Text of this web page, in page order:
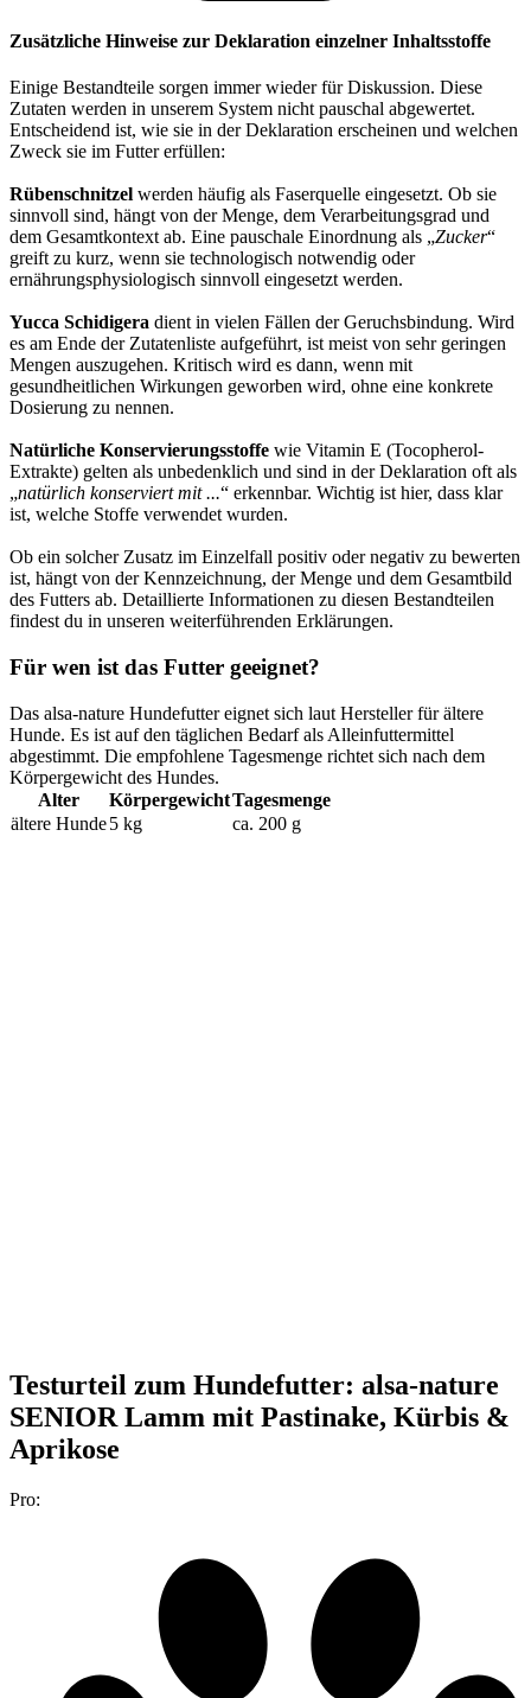
Zusätzliche Hinweise zur Deklaration einzelner Inhaltsstoffe
Einige Bestandteile sorgen immer wieder für Diskussion. Diese
Zutaten werden in unserem System nicht pauschal abgewertet.
Entscheidend ist, wie sie in der Deklaration erscheinen und welchen
Zweck sie im Futter erfüllen:
Rübenschnitzel werden häufig als Faserquelle eingesetzt. Ob sie
sinnvoll sind, hängt von der Menge, dem Verarbeitungsgrad und
dem Gesamtkontext ab. Eine pauschale Einordnung als „Zucker“
greift zu kurz, wenn sie technologisch notwendig oder
ernährungsphysiologisch sinnvoll eingesetzt werden.
Yucca Schidigera dient in vielen Fällen der Geruchsbindung. Wird
es am Ende der Zutatenliste aufgeführt, ist meist von sehr geringen
Mengen auszugehen. Kritisch wird es dann, wenn mit
gesundheitlichen Wirkungen geworben wird, ohne eine konkrete
Dosierung zu nennen.
Natürliche Konservierungsstoffe wie Vitamin E (Tocopherol-
Extrakte) gelten als unbedenklich und sind in der Deklaration oft als
„natürlich konserviert mit ...“ erkennbar. Wichtig ist hier, dass klar
ist, welche Stoffe verwendet wurden.
Ob ein solcher Zusatz im Einzelfall positiv oder negativ zu bewerten
ist, hängt von der Kennzeichnung, der Menge und dem Gesamtbild
des Futters ab. Detaillierte Informationen zu diesen Bestandteilen
findest du in unseren weiterführenden Erklärungen.
Für wen ist das Futter geeignet?
Das alsa-nature Hundefutter eignet sich laut Hersteller für ältere
Hunde. Es ist auf den täglichen Bedarf als Alleinfuttermittel
abgestimmt. Die empfohlene Tagesmenge richtet sich nach dem
Körpergewicht des Hundes.
Alter
KörpergewichtTagesmenge
ältere Hunde5 kg ca. 200 g
Testurteil zum Hundefutter: alsa-nature
SENIOR Lamm mit Pastinake, Kürbis &
Aprikose
Pro: